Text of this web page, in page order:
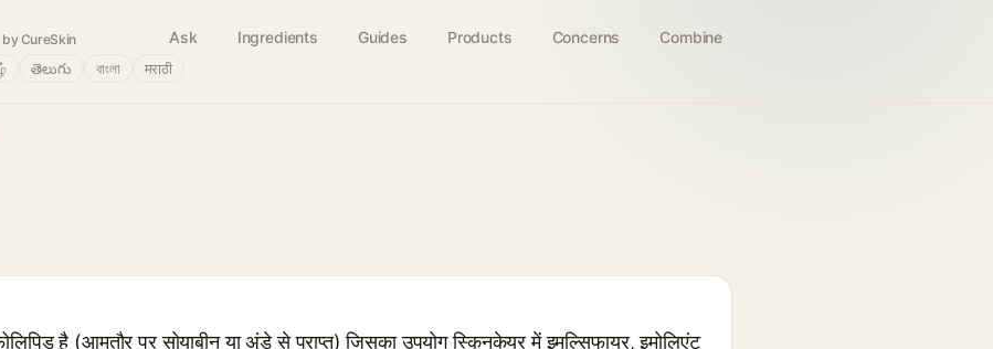
by CureSkin Ask Ingredients Guides Products Concerns Combine
తెలుగు বাংলা मराठी
है (आमतौर पर सोयाबीन या अंडे से प्राप्त) जिसका उपयोग स्किनकेयर में इमल्सिफायर, इमोलिएंट